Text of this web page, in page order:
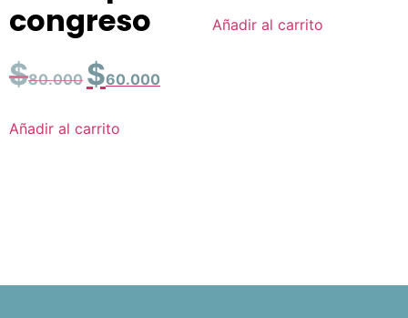
congreso
$80.000 $60.000
Añadir al carrito
Añadir al carrito